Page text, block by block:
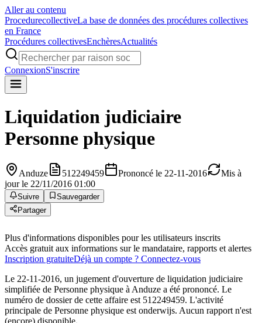
Aller au contenu
ProcedurecollectiveLa base de données des procédures collectives
en France
Procédures collectivesEnchèresActualités
ConnexionS'inscrire
Liquidation judiciaire
Personne physique
Anduze 512249459 Prononcé le 22-11-2016
Mis à
jour le 22/11/2016 01:00
Suivre
Sauvegarder
Partager
Plus d'informations disponibles pour les utilisateurs inscrits
Accès gratuit aux informations sur le mandataire, rapports et alertes
Inscription gratuiteDéjà un compte ? Connectez-vous
Le 22-11-2016, un jugement d'ouverture de liquidation judiciaire
simplifiée de Personne physique à Anduze a été prononcé. Le
numéro de dossier de cette affaire est 512249459. L'activité
principale de Personne physique est onderwijs. Aucun rapport n'est
(encore) disponible.